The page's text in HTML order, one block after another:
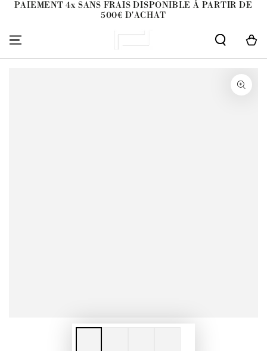
IGNORER LE
PAIEMENT 4x SANS FRAIS DISPONIBLE À PARTIR DE
500€ D'ACHAT
Panier